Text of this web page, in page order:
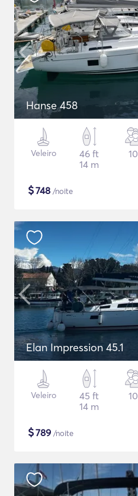
Hanse 458
Veleiro
46 ft
14 m
10
$748 /noite
Elan Impression 45.1
Veleiro
45 ft
14 m
10
$789 /noite